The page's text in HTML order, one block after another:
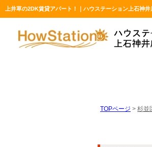
上井草の2DK賃貸アパート！｜ハウステーション上石神井
TOPページ > 杉並